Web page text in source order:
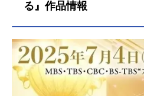
る』作品情報